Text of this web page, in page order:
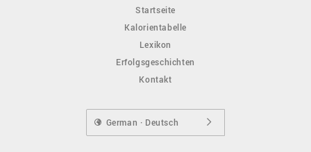
Startseite
Kalorientabelle
Lexikon
Erfolgsgeschichten
Kontakt
German · Deutsch